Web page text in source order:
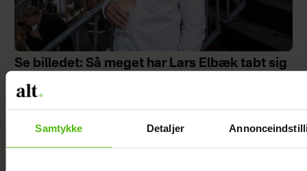
Samtykke Detaljer
Se billedet: Så meget har Lars Elbæk tabt sig
Mie og Anders